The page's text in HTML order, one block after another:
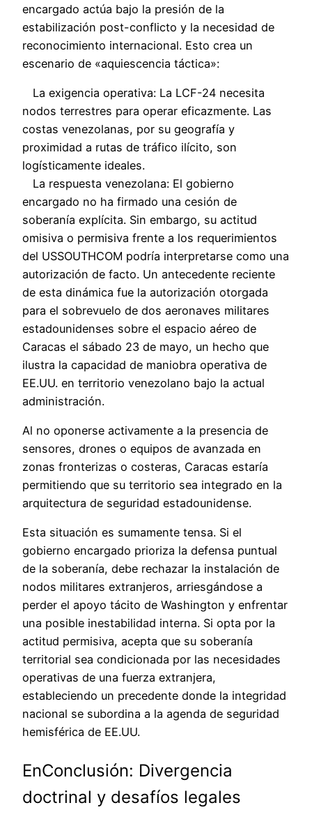
encargado actúa bajo la presión de la
estabilización post-conflicto y la necesidad de
reconocimiento internacional. Esto crea un
escenario de «aquiescencia táctica»:
La exigencia operativa: La LCF-24 necesita
nodos terrestres para operar eficazmente. Las
costas venezolanas, por su geografía y
proximidad a rutas de tráfico ilícito, son
logísticamente ideales.
La respuesta venezolana: El gobierno
encargado no ha firmado una cesión de
soberanía explícita. Sin embargo, su actitud
omisiva o permisiva frente a los requerimientos
del USSOUTHCOM podría interpretarse como una
autorización de facto. Un antecedente reciente
de esta dinámica fue la autorización otorgada
para el sobrevuelo de dos aeronaves militares
estadounidenses sobre el espacio aéreo de
Caracas el sábado 23 de mayo, un hecho que
ilustra la capacidad de maniobra operativa de
EE.UU. en territorio venezolano bajo la actual
administración.
Al no oponerse activamente a la presencia de
sensores, drones o equipos de avanzada en
zonas fronterizas o costeras, Caracas estaría
permitiendo que su territorio sea integrado en la
arquitectura de seguridad estadounidense.
Esta situación es sumamente tensa. Si el
gobierno encargado prioriza la defensa puntual
de la soberanía, debe rechazar la instalación de
nodos militares extranjeros, arriesgándose a
perder el apoyo tácito de Washington y enfrentar
una posible inestabilidad interna. Si opta por la
actitud permisiva, acepta que su soberanía
territorial sea condicionada por las necesidades
operativas de una fuerza extranjera,
estableciendo un precedente donde la integridad
nacional se subordina a la agenda de seguridad
hemisférica de EE.UU.
EnConclusión: Divergencia
doctrinal y desafíos legales